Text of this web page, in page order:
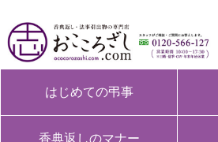
はじめての弔事
香典返しのマナー